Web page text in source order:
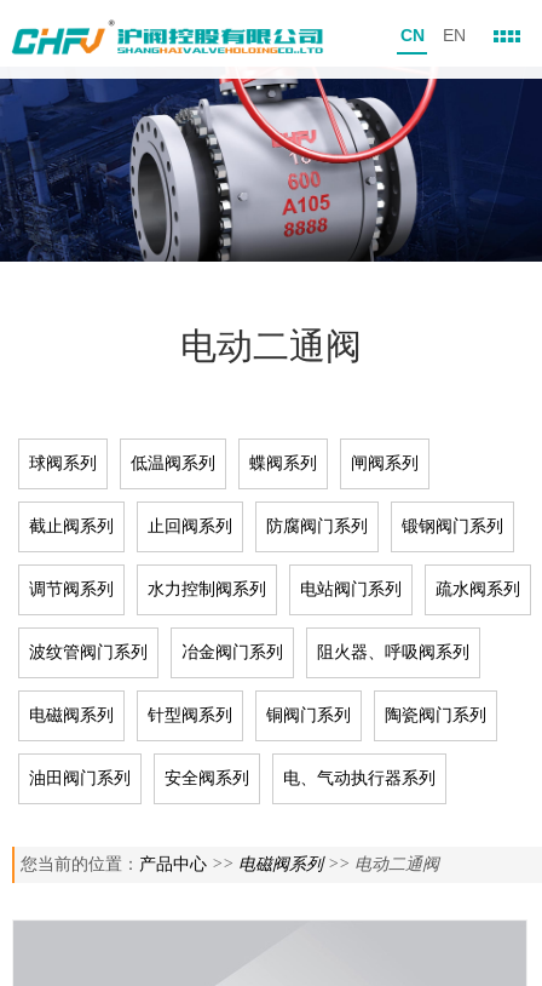
CN EN
电动二通阀
球阀系列 低温阀系列 蝶阀系列 闸阀系列
截止阀系列 止回阀系列 防腐阀门系列 锻钢阀门系列
调节阀系列 水力控制阀系列 电站阀门系列 疏水阀系列
波纹管阀门系列 冶金阀门系列 阻火器、呼吸阀系列
电磁阀系列 针型阀系列 铜阀门系列 陶瓷阀门系列
油田阀门系列 安全阀系列 电、气动执行器系列
您当前的位置： 产品中心 >> 电磁阀系列>> 电动二通阀